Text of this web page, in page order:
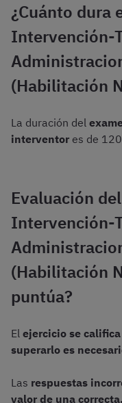
¿Cuánto dura
Intervención-
(Habilitación
La duración del
interventor es de
Evaluación
Intervención-
(Habilitación
puntúa?
El ejercicio se
superarlo es
Las respuestas
valor de una correcta,